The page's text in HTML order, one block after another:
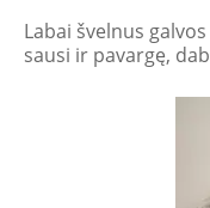
Labai švelnus
sausi ir pavargę,